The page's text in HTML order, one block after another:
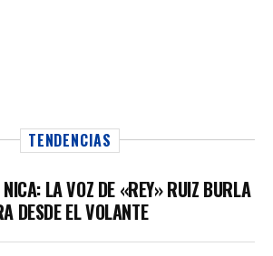
TENDENCIAS
LA VOZ DE «REY» RUIZ BURLA
DESDE EL VOLANTE